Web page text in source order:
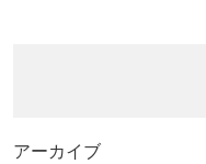
アーカイブ